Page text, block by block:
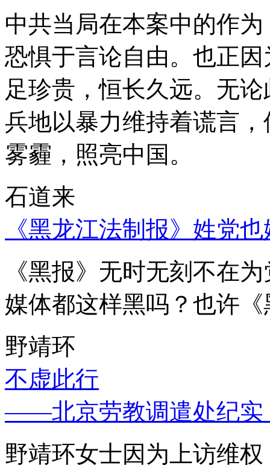
中共当局在本案中的作
恐惧于言论自由。也正
足珍贵，恒长久远。无
兵地以暴力维持着谎言
雾霾，照亮中国。
石道来
《黑龙江法制报》姓党
《黑报》无时无刻不在
媒体都这样黑吗？也许
野靖环
不虚此行
——北京劳教调遣处纪实
野靖环女士因为上访维